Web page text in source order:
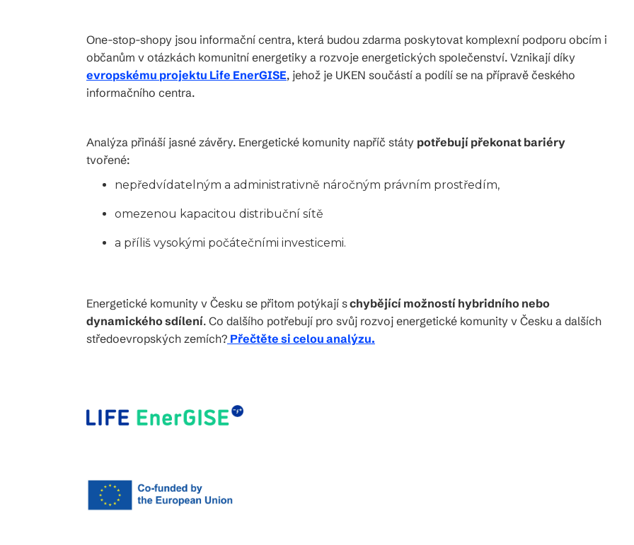
One-stop-shopy jsou informační centra, která budou zdarma poskytovat komplexní podporu obcím i
občanům v otázkách komunitní energetiky a rozvoje energetických společenství. Vznikají díky
evropskému projektu Life EnerGISE, jehož je UKEN součástí a podílí se na přípravě českého
informačního centra.
Analýza přináší jasné závěry. Energetické komunity napříč státy potřebují překonat bariéry
tvořené:
nepředvídatelným a administrativně náročným právním prostředím,
omezenou kapacitou distribuční sítě
a příliš vysokými počátečními investicemi.
Energetické komunity v Česku se přitom potýkají schybějící možností hybridního nebo
dynamického sdílení. Co dalšího potřebují pro svůj rozvoj energetické komunity v Česku a dalších
středoevropských zemích? Přečtěte si celou analýzu.